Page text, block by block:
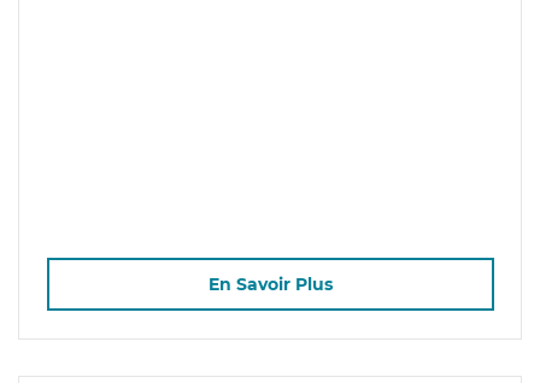
En Savoir Plus